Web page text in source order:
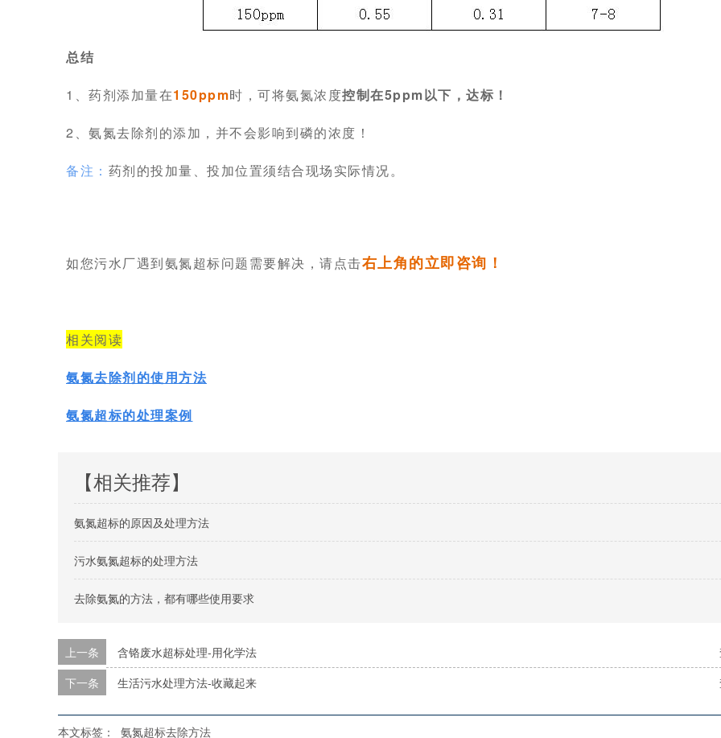
总结
1、药剂添加量在150ppm时，可将氨氮浓度控制在5ppm以下，达标！
2、氨氮去除剂的添加，并不会影响到磷的浓度！
备注： 药剂的投加量、投加位置须结合现场实际情况。
如您污水厂遇到氨氮超标问题需要解决，请点击右上角的立即咨询！
相关阅读
氨氮去除剂的使用方法
氨氮超标的处理案例
【相关推荐】
氨氮超标的原因及处理方法
污水氨氮超标的处理方法
去除氨氮的方法，都有哪些使用要求
上一条
含铬废水超标处理-用化学法
下一条 生活污水处理方法-收藏起来
本文标签： 氨氮超标去除方法